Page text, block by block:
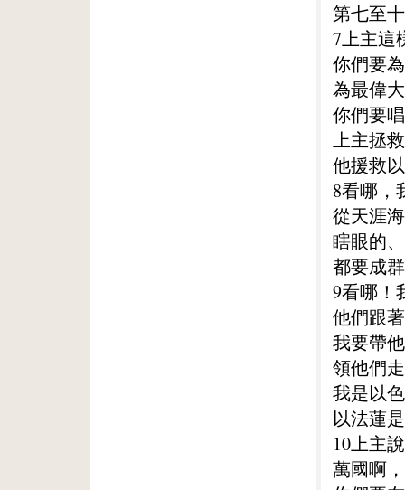
第七至
7上主這
你們要
為最偉
你們要
上主拯
他援救
8看哪，
從天涯
瞎眼的
都要成
9看哪！
他們跟
我要帶
領他們
我是以
以法蓮
10上主
萬國啊